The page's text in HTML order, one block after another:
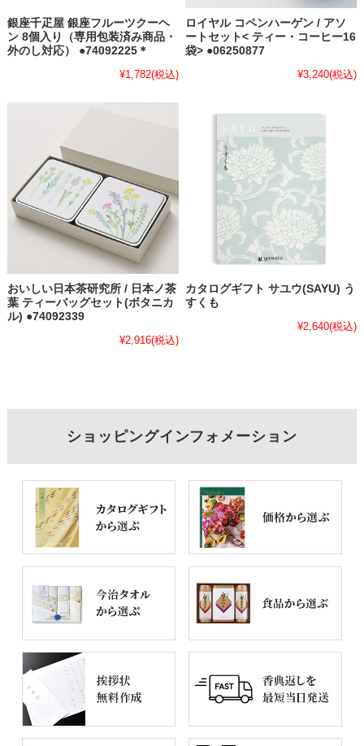
銀座千疋屋 銀座フルーツクーヘ
ン 8個入り（専用包装済み商品・
外のし対応） ●74092225＊
¥1,782(税込)
ロイヤル コペンハーゲン / アソ
ートセット< ティー・コーヒー16
袋> ●06250877
¥3,240(税込)
おいしい日本茶研究所 / 日本ノ茶
葉 ティーバッグセット(ボタニカ
ル) ●74092339
¥2,916(税込)
カタログギフト サユウ(SAYU) う
すくも
¥2,640(税込)
ショッピングインフォメーション